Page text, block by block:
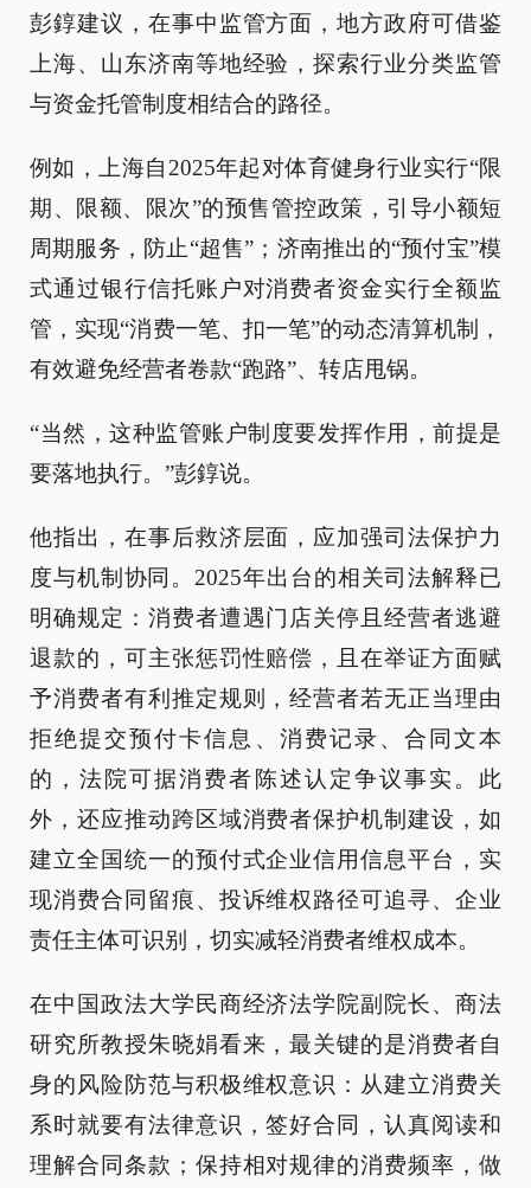
彭錞建议，在事中监管方面，地方政府可借鉴
上海、山东济南等地经验，探索行业分类监管
与资金托管制度相结合的路径。
例如，上海自2025年起对体育健身行业实行“限
期、限额、限次”的预售管控政策，引导小额短
周期服务，防止“超售”；济南推出的“预付宝”模
式通过银行信托账户对消费者资金实行全额监
管，实现“消费一笔、扣一笔”的动态清算机制，
有效避免经营者卷款“跑路”、转店甩锅。
“当然，这种监管账户制度要发挥作用，前提是
要落地执行。”彭錞说。
他指出，在事后救济层面，应加强司法保护力
度与机制协同。2025年出台的相关司法解释已
明确规定：消费者遭遇门店关停且经营者逃避
退款的，可主张惩罚性赔偿，且在举证方面赋
予消费者有利推定规则，经营者若无正当理由
拒绝提交预付卡信息、消费记录、合同文本
的，法院可据消费者陈述认定争议事实。此
外，还应推动跨区域消费者保护机制建设，如
建立全国统一的预付式企业信用信息平台，实
现消费合同留痕、投诉维权路径可追寻、企业
责任主体可识别，切实减轻消费者维权成本。
在中国政法大学民商经济法学院副院长、商法
研究所教授朱晓娟看来，最关键的是消费者自
身的风险防范与积极维权意识：从建立消费关
系时就要有法律意识，签好合同，认真阅读和
理解合同条款；保持相对规律的消费频率，做